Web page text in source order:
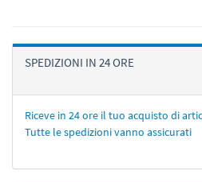
SPEDIZIONI IN 24 ORE
Riceve in 24 ore il tuo acquisto di
Tutte le spedizioni vanno assicurati